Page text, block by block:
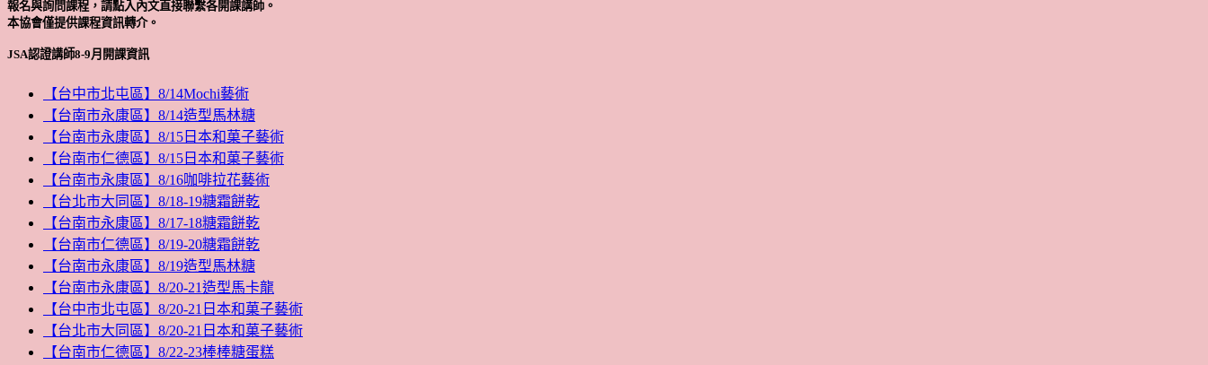
報名與詢問課程，請點入內文直接聯繫各開課講師。
本協會僅提供課程資訊轉介。
JSA認證講師8-9月開課資訊
【台中市北屯區】8/14Mochi藝術
【台南市永康區】8/14造型馬林糖
【台南市永康區】8/15日本和菓子藝術
【台南市仁德區】8/15日本和菓子藝術
【台南市永康區】8/16咖啡拉花藝術
【台北市大同區】8/18-19糖霜餅乾
【台南市永康區】8/17-18糖霜餅乾
【台南市仁德區】8/19-20糖霜餅乾
【台南市永康區】8/19造型馬林糖
【台南市永康區】8/20-21造型馬卡龍
【台中市北屯區】8/20-21日本和菓子藝術
【台北市大同區】8/20-21日本和菓子藝術
【台南市仁德區】8/22-23棒棒糖蛋糕